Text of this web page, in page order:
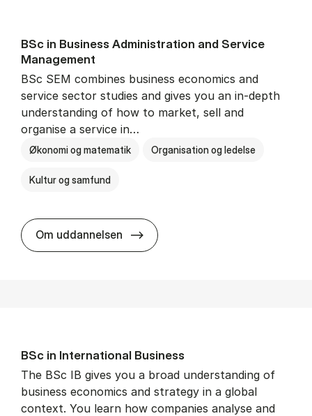
BSc in Busi­ness Ad­min­is­tra­tion and Ser­vice
Man­age­ment
BSc SEM combines business economics and
service sector studies and gives you an in-depth
understanding of how to market, sell and
organise a service in…
Økonomi og matematik Organisation og ledelse
Kultur og samfund
Om uddannelsen BSc in Busi­ness Ad­min­is­tra­tion
BSc in In­ter­na­tion­al Busi­ness
The BSc IB gives you a broad understanding of
business economics and strategy in a global
context. You learn how companies analyse and